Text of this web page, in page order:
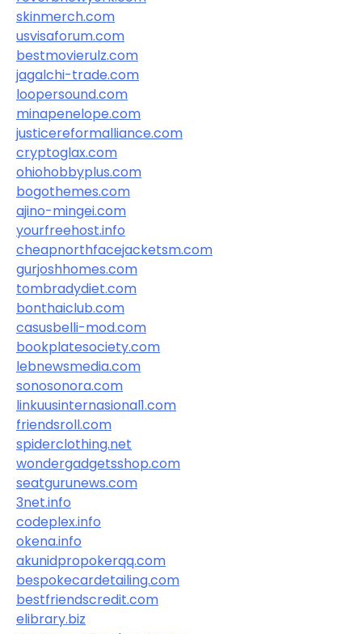
skinmerch.com
usvisaforum.com
bestmovierulz.com
jagalchi-trade.com
loopersound.com
minapenelope.com
justicereformalliance.com
cryptoglax.com
ohiohobbyplus.com
bogothemes.com
ajino-mingei.com
yourfreehost.info
cheapnorthfacejacketsm.com
gurjoshhomes.com
tombradydiet.com
bonthaiclub.com
casusbelli-mod.com
bookplatesociety.com
lebnewsmedia.com
sonosonora.com
linkuusinternasional1.com
friendsroll.com
spiderclothing.net
wondergadgetsshop.com
seatgurunews.com
3net.info
codeplex.info
okena.info
akunidpropokerqq.com
bespokecardetailing.com
bestfriendscredit.com
elibrary.biz